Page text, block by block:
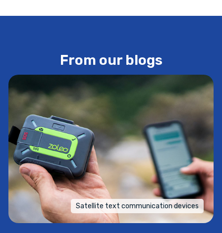
From our blogs
Satellite text communication devices